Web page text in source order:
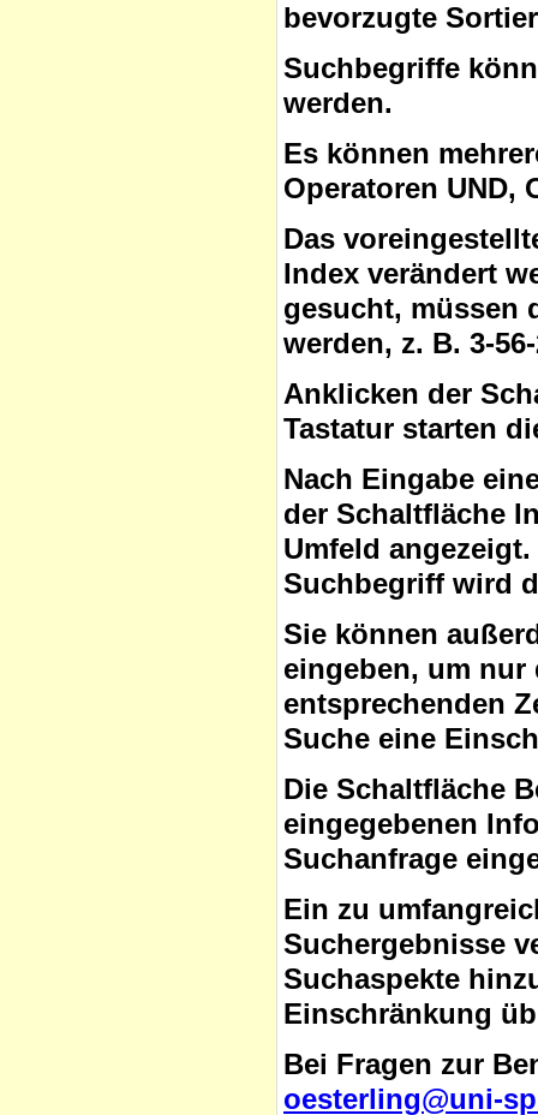
bevorzugte
Suchbegriffe
werden.
Es können
Operatoren UND,
Das
Index verändert
gesucht, müssen
werden, z. B. 3-
Anklicken der
Tastatur starten
Nach Eingabe
der Schaltfläche
Umfeld
Suchbegriff wird
Sie können
eingeben, um nur
entsprechenden
Suche eine
Die Schaltfläche
eingegebenen
Suchanfrage
Ein zu
Suchergebnisse
Suchaspekte
Einschränkung
Bei Fragen zur
oesterling@uni-